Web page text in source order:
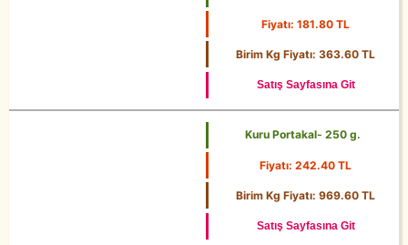
Fiyatı: 181.80 TL
Birim Kg Fiyatı: 363.60 TL
Satış Sayfasına Git
Kuru Portakal- 250 g.
Fiyatı: 242.40 TL
Birim Kg Fiyatı: 969.60 TL
Satış Sayfasına Git